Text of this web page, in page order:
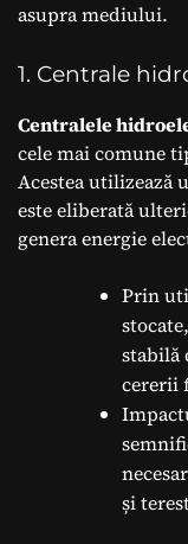
asupra mediului.
1. Centrale
Centralele
cele mai comune
Acestea utilizează
este eliberată
genera energie
Prin
stabilă
cererii
și